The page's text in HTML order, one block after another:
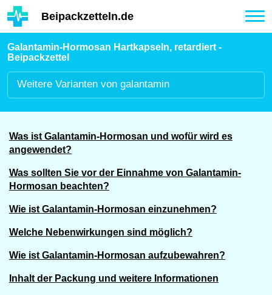
Hauptinhalt
Beipackzetteln.de
Galantamin-Hormosan Hartkapseln, retardiert -
Beipackzettel
Weitere Varianten von galantamin
Was ist Galantamin-Hormosan und wofür wird es
angewendet?
Was sollten Sie vor der Einnahme von Galantamin-
Hormosan beachten?
Wie ist Galantamin-Hormosan einzunehmen?
Welche Nebenwirkungen sind möglich?
Wie ist Galantamin-Hormosan aufzubewahren?
Inhalt der Packung und weitere Informationen